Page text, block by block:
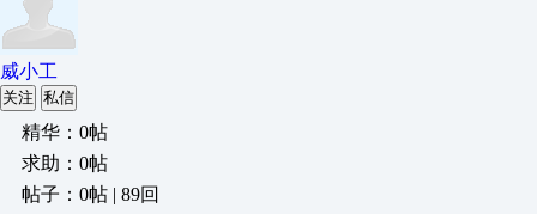
威小工
关注 私信
精华：0帖
求助：0帖
帖子：0帖 | 89回